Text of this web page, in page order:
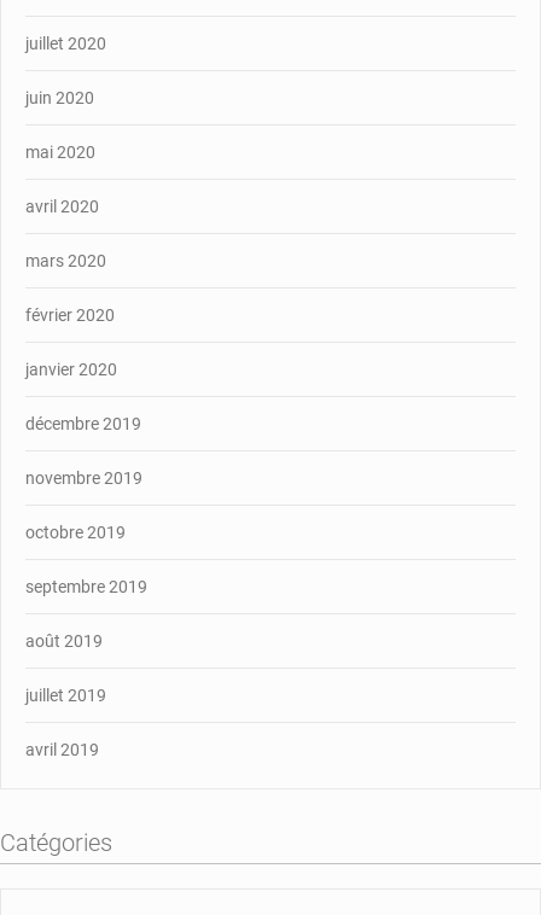
juillet 2020
juin 2020
mai 2020
avril 2020
mars 2020
février 2020
janvier 2020
décembre 2019
novembre 2019
octobre 2019
septembre 2019
août 2019
juillet 2019
avril 2019
Catégories